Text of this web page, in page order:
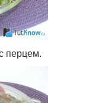
перцем.